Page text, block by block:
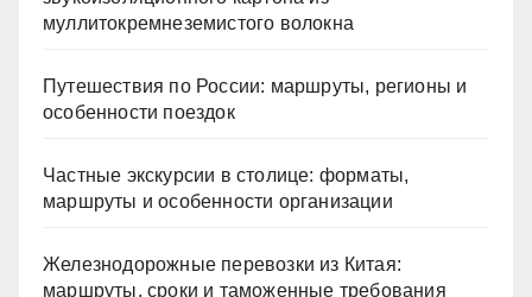
муллитокремнеземистого волокна
Путешествия по России: маршруты, регионы и
особенности поездок
Частные экскурсии в столице: форматы,
маршруты и особенности организации
Железнодорожные перевозки из Китая:
маршруты, сроки и таможенные требования